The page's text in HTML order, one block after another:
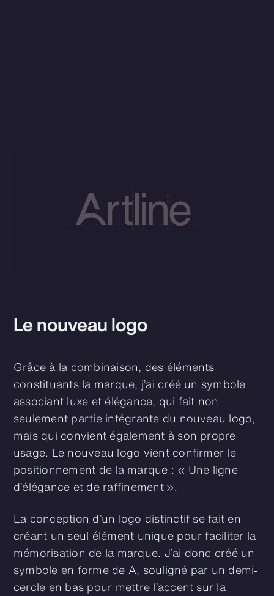
Le nouveau logo
Grâce à la combinaison, des éléments
constituants la marque, j’ai créé un symbole
associant luxe et élégance, qui fait non
seulement partie intégrante du nouveau logo,
mais qui convient également à son propre
usage. Le nouveau logo vient confirmer le
positionnement de la marque : « Une ligne
d’élégance et de raffinement ».
La conception d’un logo distinctif se fait en
créant un seul élément unique pour faciliter la
mémorisation de la marque. J’ai donc créé un
symbole en forme de A, souligné par un demi-
cercle en bas pour mettre l’accent sur la